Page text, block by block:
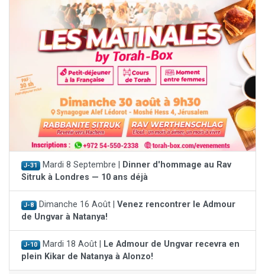
J-31 Mardi 8 Septembre |
Dinner d'hommage au Rav
Sitruk à Londres — 10 ans déjà
J-8 Dimanche 16 Août | Venez rencontrer le Admour
de Ungvar à Natanya!
J-10 Mardi 18 Août |
Le Admour de Ungvar recevra en
plein Kikar de Natanya à Alonzo!